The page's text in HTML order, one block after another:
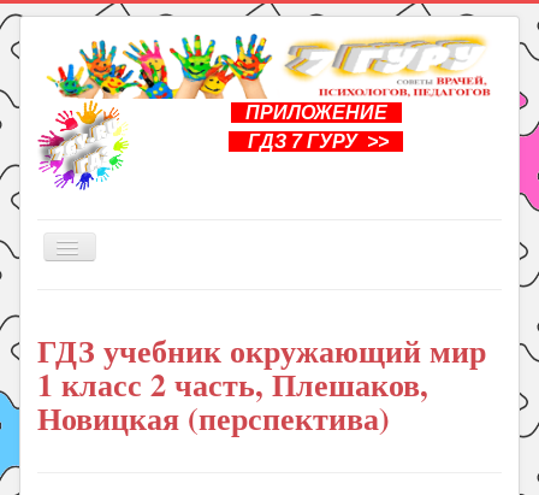
ПРИЛОЖЕНИЕ
ГДЗ 7 ГУРУ >>
Включить/
Книги
Рукоделие
Подготовка к школе
ГДЗ учебник окружающий мир
1 класс 2 часть, Плешаков,
Новицкая (перспектива)